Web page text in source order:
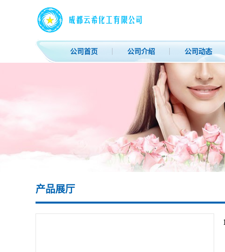
公司首页 公司介绍 公司动态
产品展厅